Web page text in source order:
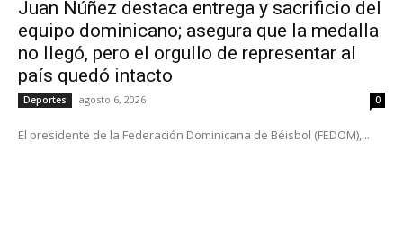
Juan Núñez destaca entrega y sacrificio del
equipo dominicano; asegura que la medalla
no llegó, pero el orgullo de representar al
país quedó intacto
Deportes agosto 6, 2026 0
El presidente de la Federación Dominicana de Béisbol (FEDOM),...